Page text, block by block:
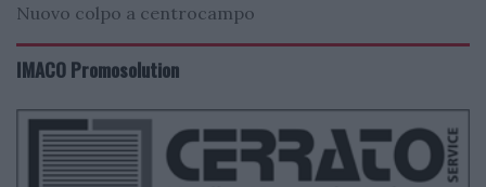
Nuovo colpo a centrocampo
IMACO Promosolution